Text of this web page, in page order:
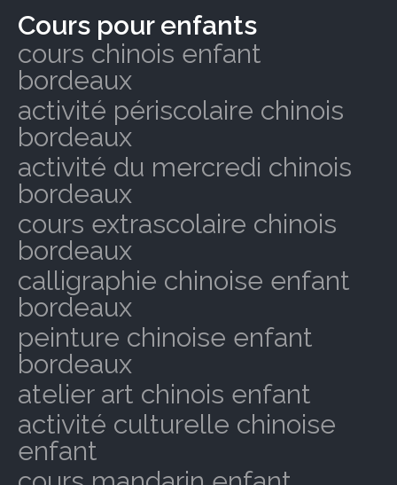
Cours pour enfants
cours chinois enfant
bordeaux
activité périscolaire chinois
bordeaux
activité du mercredi chinois
bordeaux
cours extrascolaire chinois
bordeaux
calligraphie chinoise enfant
bordeaux
peinture chinoise enfant
bordeaux
atelier art chinois enfant
activité culturelle chinoise
enfant